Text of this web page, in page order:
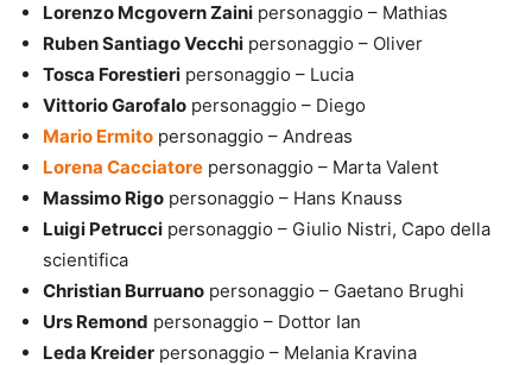
Lorenzo Mcgovern Zaini personaggio – Mathias
Ruben Santiago Vecchi personaggio – Oliver
Tosca Forestieri personaggio – Lucia
Vittorio Garofalo personaggio – Diego
Mario Ermito personaggio – Andreas
Lorena Cacciatore personaggio – Marta Valent
Massimo Rigo personaggio – Hans Knauss
Luigi Petrucci personaggio – Giulio Nistri, Capo della
scientifica
Christian Burruano personaggio – Gaetano Brughi
Urs Remond personaggio – Dottor Ian
Leda Kreider personaggio – Melania Kravina